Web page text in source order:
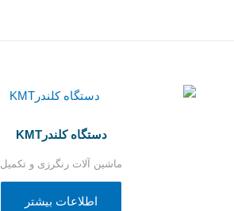
دستگاه کلندرKMT
ماشین آلات رنگرزی و تکمیل
اطلاعات بیشتر